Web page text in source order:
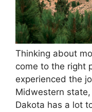
Thinking about
come to the right
experienced the
Midwestern
Dakota has a lot